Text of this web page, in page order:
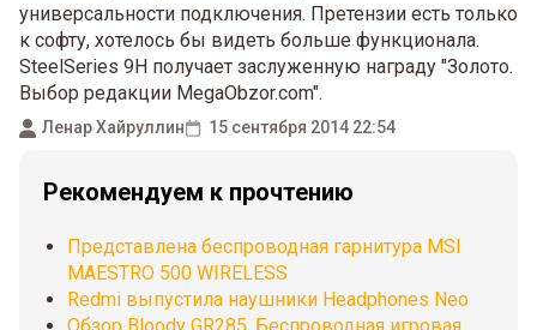
универсальности подключения. Претензии есть только
к софту, хотелось бы видеть больше функционала.
SteelSeries 9H получает заслуженную награду "Золото.
Выбор редакции MegaObzor.com".
Ленар Хайруллин 15 сентября 2014 22:54
Рекомендуем к прочтению
Представлена беспроводная гарнитура MSI
MAESTRO 500 WIRELESS
Redmi выпустила наушники Headphones Neo
Обзор Bloody GR285. Беспроводная игровая